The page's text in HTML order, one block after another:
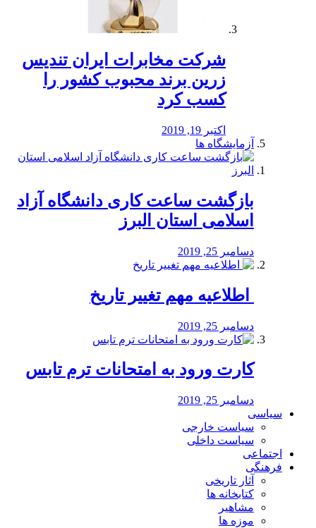
شرکت مخابرات ایران تندیس
زرین برند محبوب کشور را
کسب کرد
اکتبر 19, 2019
آزمایشگاه ها
بازگشت ساعت کاری دانشگاه آزاد
اسلامی استان البرز
دسامبر 25, 2019
️ اطلاعیه مهم تغییر تاریخ
دسامبر 25, 2019
کارت ورود به امتحانات ترم تابس
دسامبر 25, 2019
سیاسی
سیاست خارجی
سیاست داخلی
اجتماعی
فرهنگی
آثار تاریخی
کتابخانه ها
مشاهیر
موزه ها